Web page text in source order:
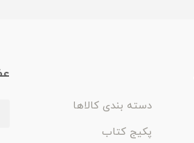
دسته بندی کالاها
پکیج کتاب